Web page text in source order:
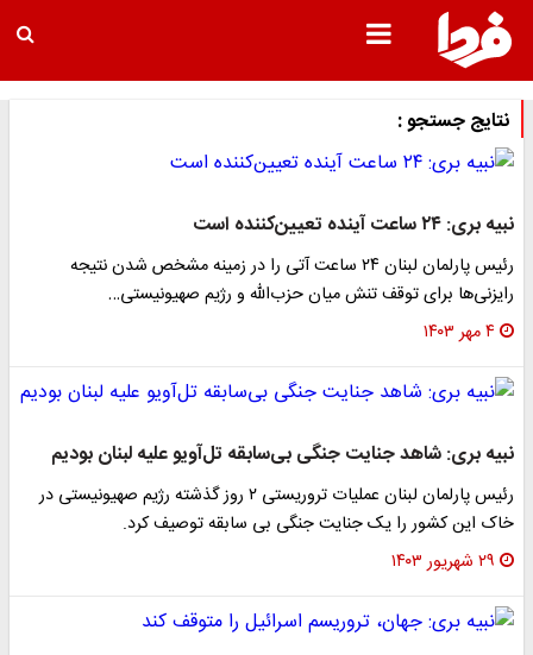
نتایج جستجو :
نبیه بری: ۲۴ ساعت آینده تعیین‌کننده است
رئیس پارلمان لبنان ۲۴ ساعت آتی را در زمینه مشخص شدن نتیجه
رایزنی‌ها برای توقف تنش میان حزب‌الله و رژیم صهیونیستی…
۴ مهر ۱۴۰۳
نبیه بری: شاهد جنایت جنگی بی‌سابقه تل‌آویو علیه لبنان بودیم
رئیس پارلمان لبنان عملیات تروریستی ۲ روز گذشته رژیم صهیونیستی در
خاک این کشور را یک جنایت جنگی بی سابقه توصیف کرد.
۲۹ شهریور ۱۴۰۳